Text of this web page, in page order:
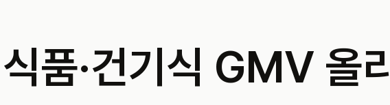
품·건기식 GMV 올리